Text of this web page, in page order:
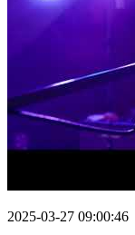
2025-03-27 09:00:46